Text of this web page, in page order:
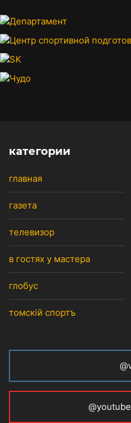
категории
главная
газета
телевизор
в гостях у мастера
глобус
томскiй спортъ